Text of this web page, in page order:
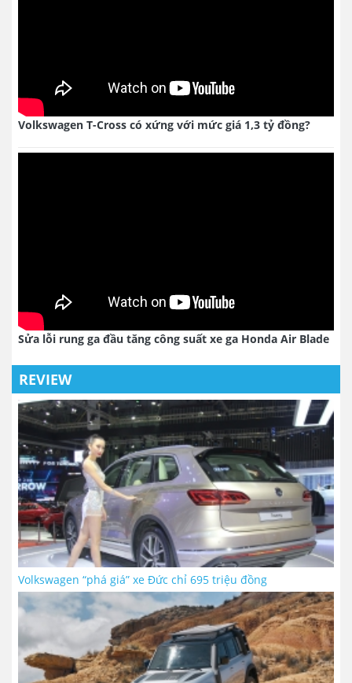
Volkswagen T-Cross có xứng với mức giá 1,3 tỷ đồng?
Sửa lỗi rung ga đầu tăng công suất xe ga Honda Air Blade
REVIEW
Volkswagen “phá giá” xe Đức chỉ 695 triệu đồng